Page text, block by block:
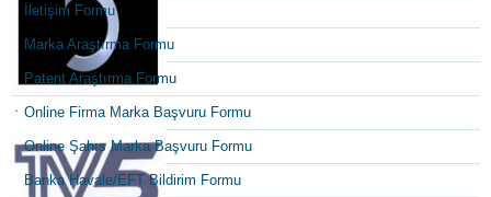
İletişim Formu
Marka Araştırma Formu
Patent Araştırma Formu
Online Firma Marka Başvuru Formu
Online Şahıs Marka Başvuru Formu
Banka Havale/EFT Bildirim Formu